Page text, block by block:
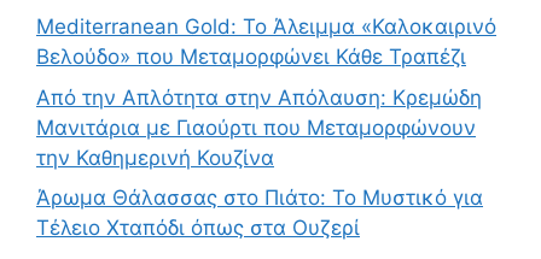
Mediterranean Gold: Το Άλειμμα «Καλοκαιρινό
Βελούδο» που Μεταμορφώνει Κάθε Τραπέζι
Από την Απλότητα στην Απόλαυση: Κρεμώδη
Μανιτάρια με Γιαούρτι που Μεταμορφώνουν
την Καθημερινή Κουζίνα
Άρωμα Θάλασσας στο Πιάτο: Το Μυστικό για
Τέλειο Χταπόδι όπως στα Ουζερί